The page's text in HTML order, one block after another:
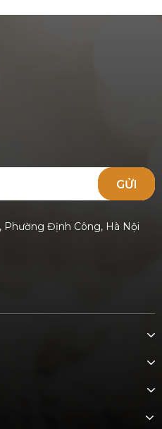
GỬI
Phường Định Công, Hà Nội